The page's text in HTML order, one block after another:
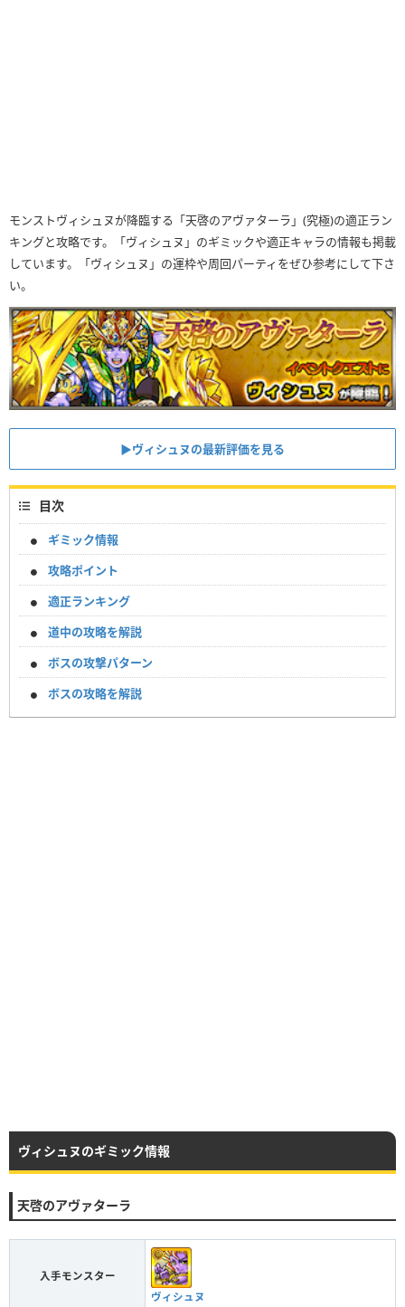
モンストヴィシュヌが降臨する「天啓のアヴァターラ」(究極)の適正ラン
キングと攻略です。「ヴィシュヌ」のギミックや適正キャラの情報も掲載
しています。「ヴィシュヌ」の運枠や周回パーティをぜひ参考にして下さ
い。
▶ヴィシュヌの最新評価を見る
目次
ギミック情報
攻略ポイント
適正ランキング
道中の攻略を解説
ボスの攻撃パターン
ボスの攻略を解説
ヴィシュヌのギミック情報
天啓のアヴァターラ
入手モンスター
ヴィシュヌ